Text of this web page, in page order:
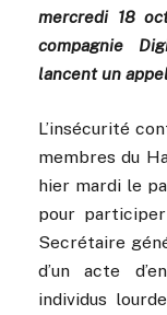
mercredi 18
compagnie
lancent un
L’insécurité
membres du
hier mardi le
pour participer
Secrétaire
d’un acte
individus